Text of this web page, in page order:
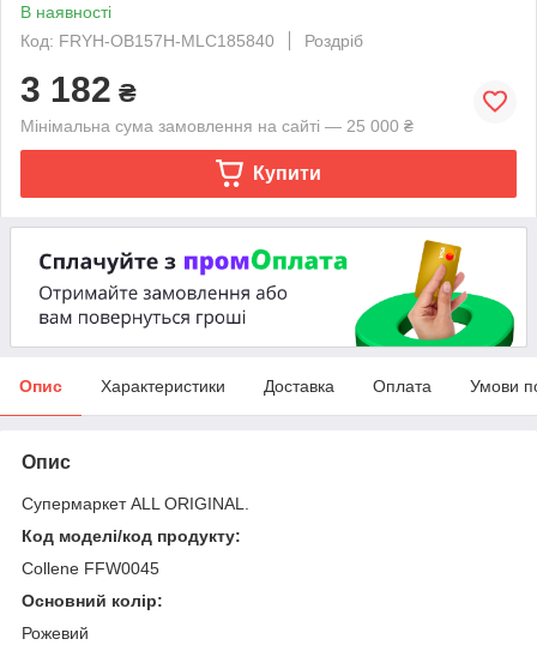
В наявності
Код: FRYH-OB157H-MLC185840
Роздріб
3 182 ₴
Мінімальна сума замовлення на сайті — 25 000 ₴
Купити
Опис Характеристики Доставка Оплата Умови
Опис
Супермаркет ALL ORIGINAL.
Код моделі/код продукту:
Collene FFW0045
Основний колір:
Рожевий